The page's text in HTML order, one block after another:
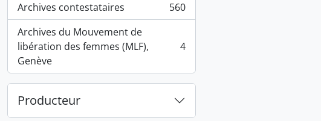
Archives contestataires
, 560 résultats
560
Archives du Mouvement de
libération des femmes (MLF),
Genève
, 4 résultats 4
Producteur